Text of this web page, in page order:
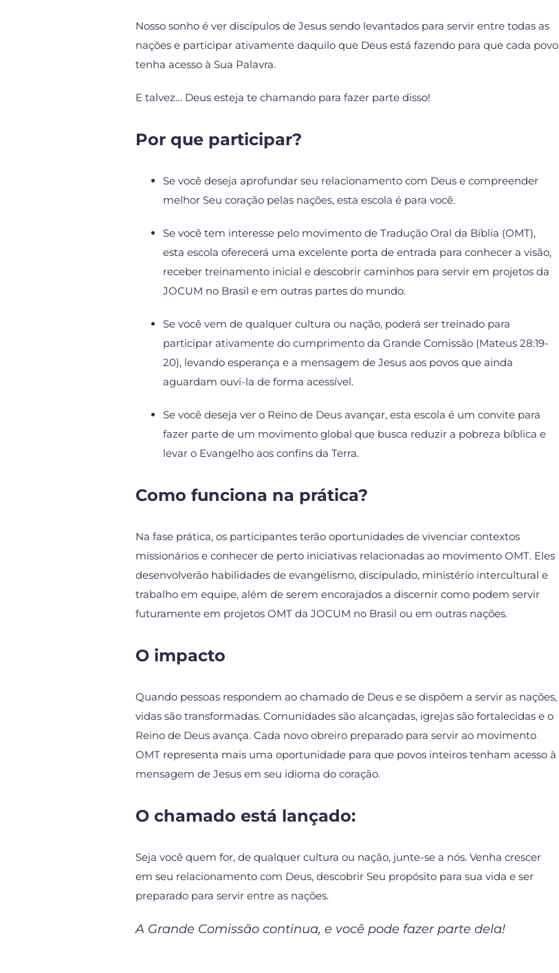
Nosso sonho é ver discípulos de Jesus sendo levantados para servir entre todas as
nações e participar ativamente daquilo que Deus está fazendo para que cada povo
tenha acesso à Sua Palavra.
E talvez… Deus esteja te chamando para fazer parte disso!
Por que participar?
Se você deseja aprofundar seu relacionamento com Deus e compreender
melhor Seu coração pelas nações, esta escola é para você.
Se você tem interesse pelo movimento de Tradução Oral da Bíblia (OMT),
esta escola oferecerá uma excelente porta de entrada para conhecer a visão,
receber treinamento inicial e descobrir caminhos para servir em projetos da
JOCUM no Brasil e em outras partes do mundo.
Se você vem de qualquer cultura ou nação, poderá ser treinado para
participar ativamente do cumprimento da Grande Comissão (Mateus 28:19-
20), levando esperança e a mensagem de Jesus aos povos que ainda
aguardam ouvi-la de forma acessível.
Se você deseja ver o Reino de Deus avançar, esta escola é um convite para
fazer parte de um movimento global que busca reduzir a pobreza bíblica e
levar o Evangelho aos confins da Terra.
Como funciona na prática?
Na fase prática, os participantes terão oportunidades de vivenciar contextos
missionários e conhecer de perto iniciativas relacionadas ao movimento OMT. Eles
desenvolverão habilidades de evangelismo, discipulado, ministério intercultural e
trabalho em equipe, além de serem encorajados a discernir como podem servir
futuramente em projetos OMT da JOCUM no Brasil ou em outras nações.
O impacto
Quando pessoas respondem ao chamado de Deus e se dispõem a servir as nações,
vidas são transformadas. Comunidades são alcançadas, igrejas são fortalecidas e o
Reino de Deus avança. Cada novo obreiro preparado para servir ao movimento
OMT representa mais uma oportunidade para que povos inteiros tenham acesso à
mensagem de Jesus em seu idioma do coração.
O chamado está lançado:
Seja você quem for, de qualquer cultura ou nação, junte-se a nós. Venha crescer
em seu relacionamento com Deus, descobrir Seu propósito para sua vida e ser
preparado para servir entre as nações.
A Grande Comissão continua, e você pode fazer parte dela!